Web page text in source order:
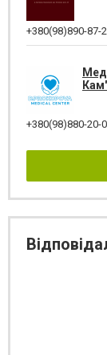
+380(98)890-87-
+380(98)880-20-